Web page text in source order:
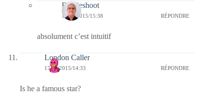
Bernieshoot
17/03/2015/15:38 RÉPONDRE
absolument c’est intuitif
London Caller
17/03/2015/14:33 RÉPONDRE
Is he a famous star?